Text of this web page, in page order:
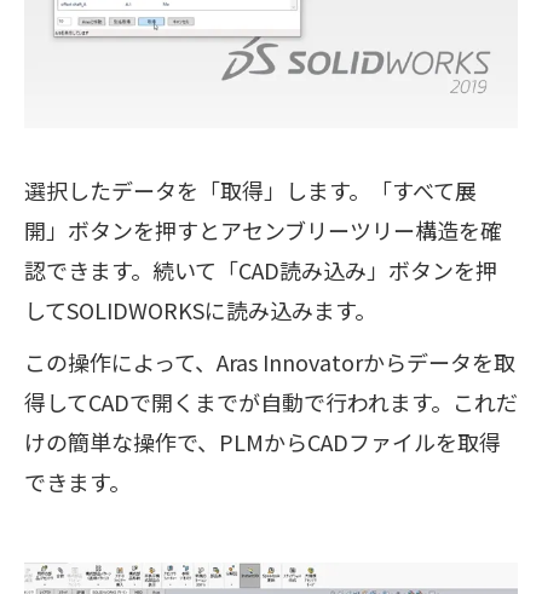
選択したデータを「取得」します。「すべて展
開」ボタンを押すとアセンブリーツリー構造を確
認できます。続いて「CAD読み込み」ボタンを押
してSOLIDWORKSに読み込みます。
この操作によって、Aras Innovatorからデータを取
得してCADで開くまでが自動で行われます。これだ
けの簡単な操作で、PLMからCADファイルを取得
できます。